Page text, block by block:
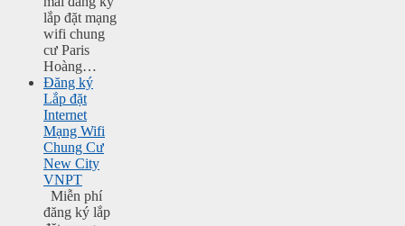
lắp đặt mạng
wifi chung
cư Paris
Hoàng…
Đăng ký
Lắp đặt
Internet
Mạng Wifi
Chung Cư
New City
VNPT
Miễn phí
đăng ký lắp